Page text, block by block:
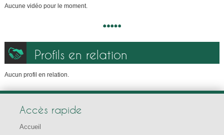
Aucune vidéo pour le moment.
Profils en relation
Aucun profil en relation.
Accès rapide
Accueil